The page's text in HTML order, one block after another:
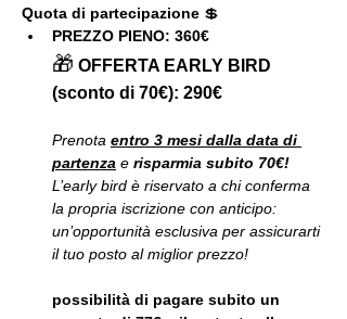
Quota di partecipazione 💲
PREZZO PIENO: 360€
🎁 OFFERTA EARLY BIRD
(sconto di 70€): 290€
Prenota entro 3 mesi dalla data di
partenza e risparmia subito 70€!
L’early bird è riservato a chi conferma
la propria iscrizione con anticipo:
un’opportunità esclusiva per assicurarti
il tuo posto al miglior prezzo!
possibilità di pagare subito un